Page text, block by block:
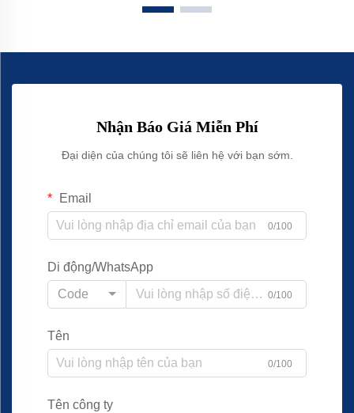
Nhận Báo Giá Miễn Phí
Đại diện của chúng tôi sẽ liên hệ với bạn sớm.
Email
0/100
Di động/WhatsApp
Code
0/100
Tên
0/100
Tên công ty